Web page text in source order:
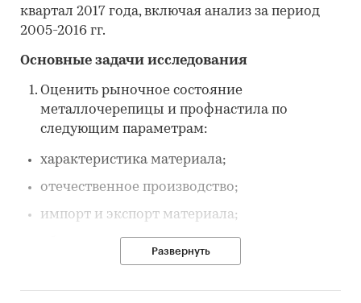
квартал 2017 года, включая анализ за период
2005-2016 гг.
Основные задачи исследования
Оценить рыночное состояние
металлочерепицы и профнастила по
следующим параметрам:
характеристика материала;
отечественное производство;
импорт и экспорт материала;
объем рынка;
темпы роста рынка;
Развернуть